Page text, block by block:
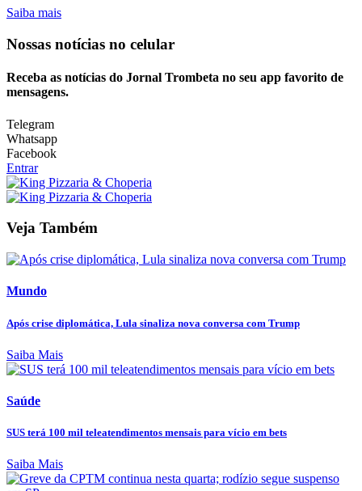
Saiba mais
Nossas notícias no celular
Receba as notícias do Jornal Trombeta no seu app favorito de
mensagens.
Telegram
Whatsapp
Facebook
Entrar
Veja Também
Mundo
Após crise diplomática, Lula sinaliza nova conversa com Trump
Saiba Mais
Saúde
SUS terá 100 mil teleatendimentos mensais para vício em bets
Saiba Mais